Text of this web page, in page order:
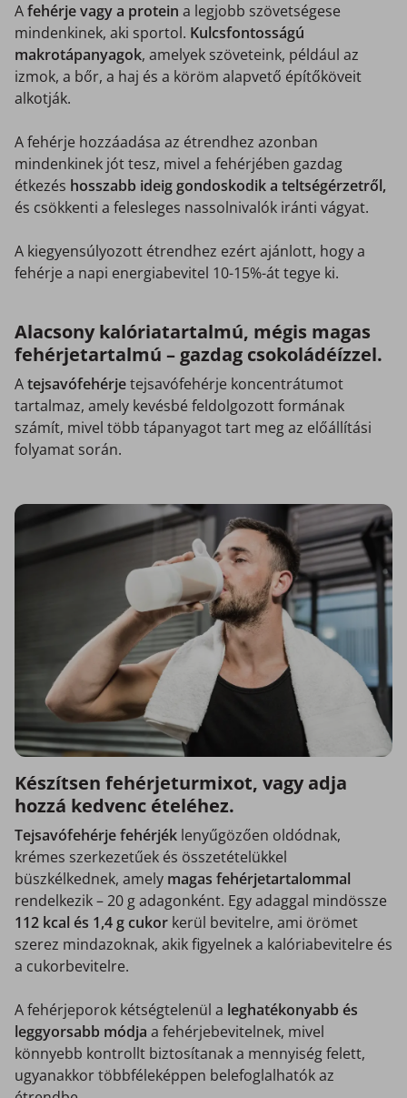
Afehérje vagy a protein a legjobb szövetségese
mindenkinek, aki sportol. Kulcsfontosságú
makrotápanyagok, amelyek szöveteink, például az
izmok, a bőr, a haj és a köröm alapvető építőköveit
alkotják.
A fehérje hozzáadása az étrendhez azonban
mindenkinek jót tesz, mivel a fehérjében gazdag
étkezés hosszabb ideig gondoskodik a teltségérzetről,
és csökkenti a felesleges nassolnivalók iránti vágyat.
A kiegyensúlyozott étrendhez ezért ajánlott, hogy a
fehérje a napi energiabevitel 10-15%-át tegye ki.
Alacsony kalóriatartalmú, mégis magas
fehérjetartalmú – gazdag csokoládéízzel.
Atejsavófehérjetejsavófehérje koncentrátumot
tartalmaz, amely kevésbé feldolgozott formának
számít, mivel több tápanyagot tart meg az előállítási
folyamat során.
Készítsen fehérjeturmixot, vagy adja
hozzá kedvenc ételéhez.
Tejsavófehérje fehérjék lenyűgözően oldódnak,
krémes szerkezetűek és összetételükkel
büszkélkednek, amely magas fehérjetartalommal
rendelkezik – 20 g adagonként. Egy adaggal mindössze
112 kcal és 1,4 g cukor kerül bevitelre, ami örömet
szerez mindazoknak, akik figyelnek a kalóriabevitelre és
a cukorbevitelre.
A fehérjeporok kétségtelenül a leghatékonyabb és
leggyorsabb módja a fehérjebevitelnek, mivel
könnyebb kontrollt biztosítanak a mennyiség felett,
ugyanakkor többféleképpen belefoglalhatók az